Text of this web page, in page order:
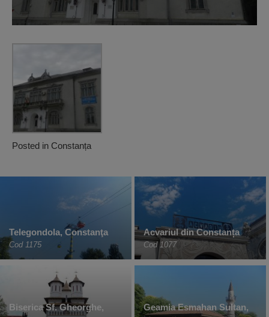
Posted in Constanța
Telegondola, Constanţa
Cod 1175
Acvariul din Constanța
Cod 1077
Biserica Sf. Gheorghe,
Geamia Esmahan Sultan,